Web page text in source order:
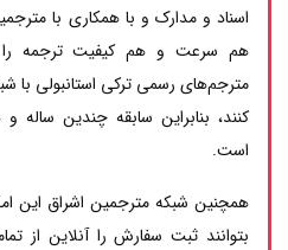
اسناد و مدارک و با همکاری با
هم سرعت و هم کیفیت ترجمه را
مترجم‌های رسمی ترکی استانبولی با
کنند، بنابراین سابقه چندین
است.
همچنین شبکه مترجمین اشراق این
بتوانند ثبت سفارش را آنلاین از